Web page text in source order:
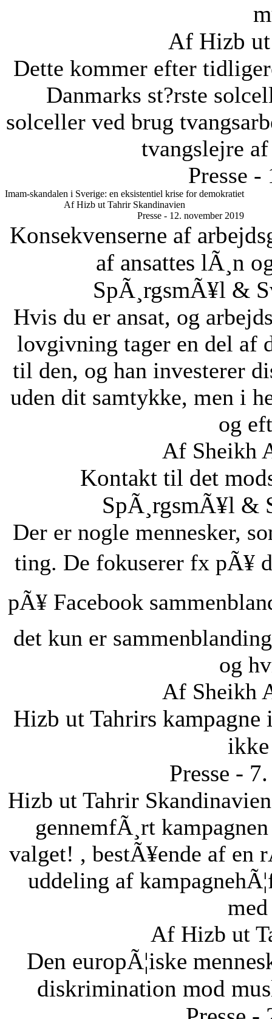
Af Hizb
Dette kommer efter
Danmarks st?rste
solceller ved brug
tvangslejre
Presse -
Imam-skandalen i Sverige: en eksistentiel krise for demokratiet
Af Hizb ut Tahrir Skandinavien
Presse - 12. november 2019
Konsekvenserne af
af ansattes lÃ¸n
SpÃ¸rgsmÃ¥l &
Hvis du er ansat, og
lovgivning tager en del af
til den, og han investerer
uden dit samtykke, men i
og
Af Sheikh
Kontakt til det
SpÃ¸rgsmÃ¥l &
Der er nogle mennesker,
ting. De fokuserer fx pÃ¥
pÃ¥ Facebook
det kun er
og
Af Sheikh
Hizb ut Tahrirs
Presse -
Hizb ut Tahrir
gennemfÃ¸rt
valget! , bestÃ¥ende af en
uddeling af
Af Hizb ut
Den europÃ¦iske
diskrimination mod